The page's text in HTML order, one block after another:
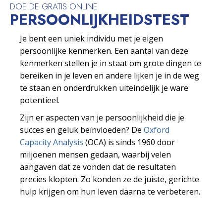
DOE DE GRATIS ONLINE
PERSOONLIJKHEIDS­TEST
Je bent een uniek individu met je eigen
persoonlijke kenmerken. Een aantal van deze
kenmerken stellen je in staat om grote dingen te
bereiken in je leven en andere lijken je in de weg
te staan en onderdrukken uiteindelijk je ware
potentieel.
Zijn er aspecten van je persoonlijkheid die je
succes en geluk beïnvloeden? De Oxford
Capacity Analysis (OCA) is sinds 1960 door
miljoenen mensen gedaan, waarbij velen
aangaven dat ze vonden dat de resultaten
precies klopten. Zo konden ze de juiste, gerichte
hulp krijgen om hun leven daarna te verbeteren.